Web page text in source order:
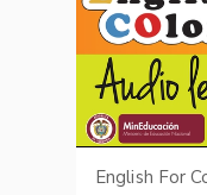
English For